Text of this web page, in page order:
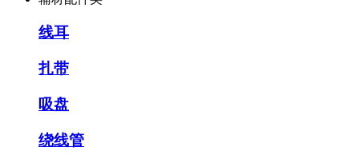
线耳
扎带
吸盘
绕线管